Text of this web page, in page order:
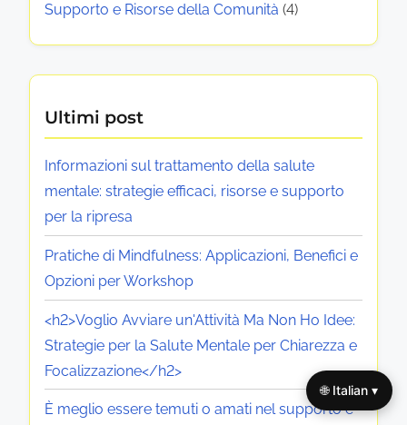
Supporto e Risorse della Comunità (4)
Ultimi post
Informazioni sul trattamento della salute
mentale: strategie efficaci, risorse e supporto
per la ripresa
Pratiche di Mindfulness: Applicazioni, Benefici e
Opzioni per Workshop
<h2>Voglio Avviare un'Attività Ma Non Ho Idee:
Strategie per la Salute Mentale per Chiarezza e
Focalizzazione</h2>
È meglio essere temuti o amati nel supporto e
🌐 Italian ▾